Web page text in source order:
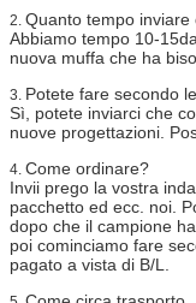
2. Quanto tempo inviare
Abbiamo tempo 10-
nuova muffa che ha
3. Potete fare secondo
Sì, potete inviarci che
nuove progettazioni.
4. Come ordinare?
Invii prego la vostra
pacchetto ed ecc. noi.
dopo che il campione
poi cominciamo fare
pagato a vista di B/L.